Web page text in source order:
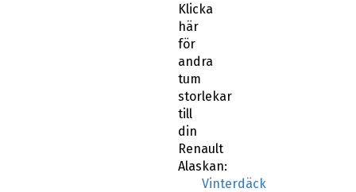
Klicka
här
för
andra
tum
storlekar
till
din
Renault
Alaskan:
Vinterdäck